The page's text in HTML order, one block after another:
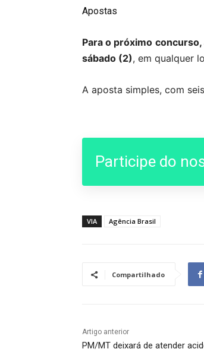
Apostas
Para o próximo
sábado (2), em qualquer
A aposta simples, com
Participe do
VIA Agência Brasil
Compartilhado
Artigo anterior
PM/MT deixará de atender